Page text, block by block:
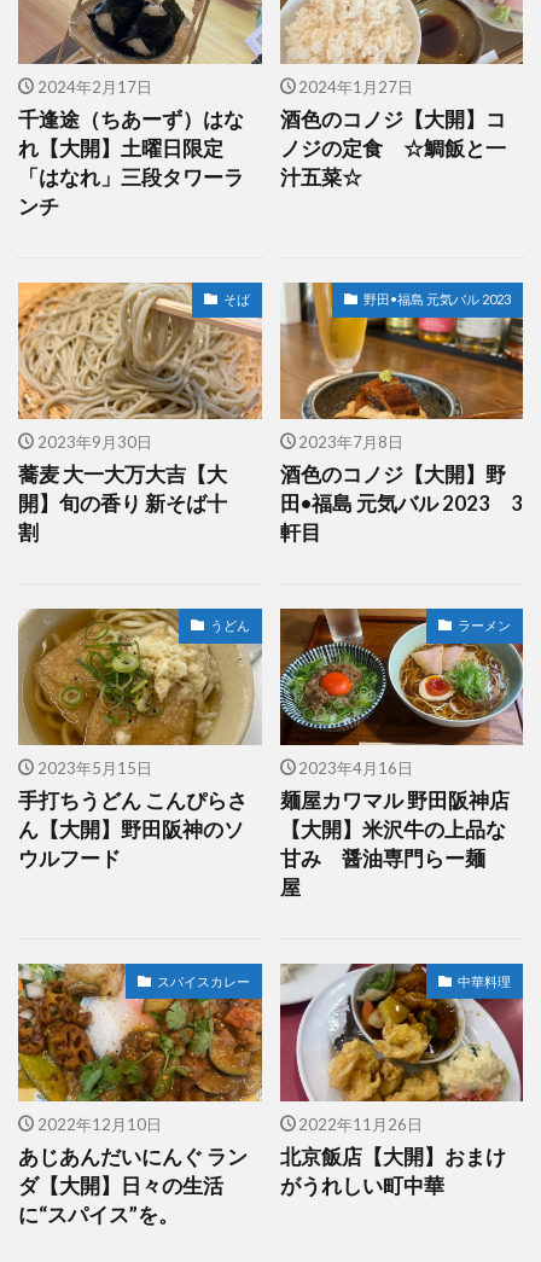
2024年2月17日
千逢途（ちあーず）はな
れ【大開】土曜日限定
「はなれ」三段タワーラ
ンチ
2024年1月27日
酒色のコノジ【大開】コ
ノジの定食 ☆鯛飯と一
汁五菜☆
そば
2023年9月30日
蕎麦 大一大万大吉【大
開】旬の香り 新そば十
割
野田•福島 元気バル 2023
2023年7月8日
酒色のコノジ【大開】野
田•福島 元気バル 2023 3
軒目
うどん
2023年5月15日
手打ちうどん こんぴらさ
ん【大開】野田阪神のソ
ウルフード
ラーメン
2023年4月16日
麺屋カワマル 野田阪神店
【大開】米沢牛の上品な
甘み 醤油専門らー麺
屋
スパイスカレー
2022年12月10日
あじあんだいにんぐ ラン
ダ【大開】日々の生活
に“スパイス”を。
中華料理
2022年11月26日
北京飯店【大開】おまけ
がうれしい町中華